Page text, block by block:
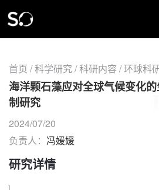
首页
学院概况
首页 /科学研究/科研内容 /环球科
海洋颗石藻应对全球气候变化
制研究
2024/07/20
负责人： 冯媛媛
研究详情